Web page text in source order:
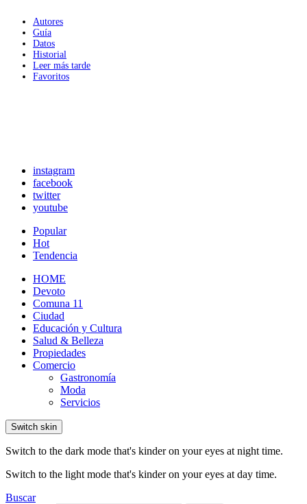
Autores
Guía
Datos
Historial
Leer más tarde
Favoritos
instagram
facebook
twitter
youtube
Popular
Hot
Tendencia
HOME
Devoto
Comuna 11
Ciudad
Educación y Cultura
Salud & Belleza
Propiedades
Comercio
Gastronomía
Moda
Servicios
Switch skin
Switch to the dark mode that's kinder on your eyes at night time.
Switch to the light mode that's kinder on your eyes at day time.
Buscar